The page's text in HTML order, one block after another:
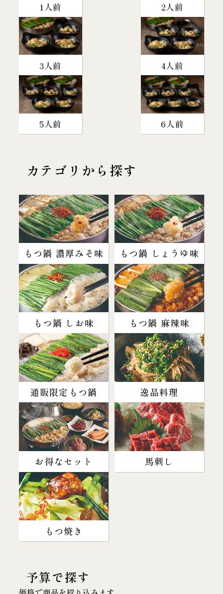
1人前 2人前
3人前 4人前
5人前 6人前
カテゴリから探す
もつ鍋 濃厚みそ味 もつ鍋 しょうゆ味
もつ鍋 しお味 もつ鍋 麻辣味
通販限定もつ鍋 逸品料理
お得なセット 馬刺し
もつ焼き
予算で探す